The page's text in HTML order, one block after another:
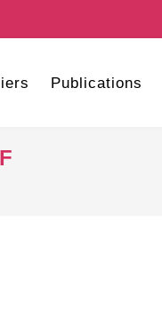
Publications